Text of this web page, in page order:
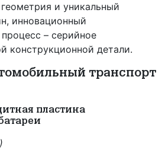
и уникальный
инновационный
– серийное
конструкционной детали.
транспорт
пластина